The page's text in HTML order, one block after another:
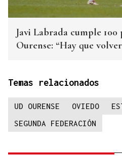
Javi Labrada cumple
Ourense: “Hay que
Temas relacionados
UD OURENSE OVIEDO
SEGUNDA FEDERACIÓN